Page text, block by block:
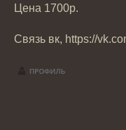
Цена 1700р.
Связь вк, https://